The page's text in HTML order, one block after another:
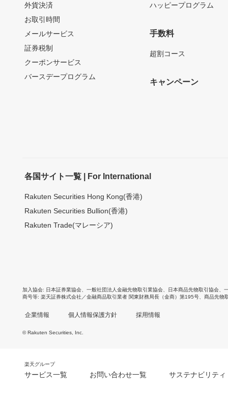
外貨決済
お取引時間
メールサービス
証券税制
クーポンサービス
バースデープログラム
ハッピープログラム
手数料
超割コース
キャンペーン
各国サイト一覧 | For International
Rakuten Securities Hong Kong(香港)
Rakuten Securities Bullion(香港)
Rakuten Trade(マレーシア)
加入協会 日本証券業協会 一般社団法人金融先物取引業協会 日本商品先物取引協会
商号等 楽天証券株式会社／金融商品取引業者 関東財務局長（金商）第195号、商品先物
企業情報 個人情報保護方針 採用情報
© Rakuten Securities, Inc.
楽天グループ
サービス一覧 お問い合わせ一覧 サステナビリティ